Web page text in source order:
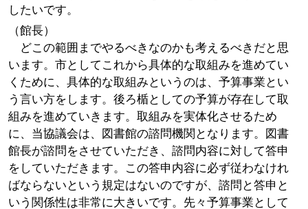
したいです。
（館長）
どこの範囲までやるべきなのかも考えるべきだと思
います。市としてこれから具体的な取組みを進めてい
くために、具体的な取組みというのは、予算事業とい
う言い方をします。後ろ楯としての予算が存在して取
組みを進めていきます。取組みを実体化させるため
に、当協議会は、図書館の諮問機関となります。図書
館長が諮問をさせていただき、諮問内容に対して答申
をしていただきます。この答申内容に必ず従わなけれ
ばならないという規定はないのですが、諮問と答申と
いう関係性は非常に大きいです。先々予算事業として